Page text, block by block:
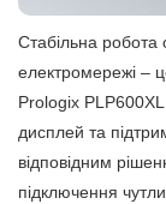
Стабільна робота
електромережі –
Prologix
дисплей та
відповідним
підключення